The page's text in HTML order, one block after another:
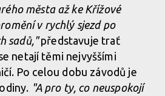
města až ke Křížové
v rychlý sjezd po
sadů,"představuje trať
netají těmi nejvyššími
Po celou dobu závodů je
"A pro ty, co neuspokojí